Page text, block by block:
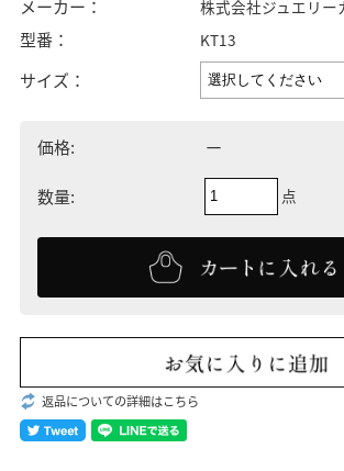
メーカー： 株式会社ジュエリー
型番： KT13
サイズ：
価格: －
数量: 点
返品についての詳細はこちら